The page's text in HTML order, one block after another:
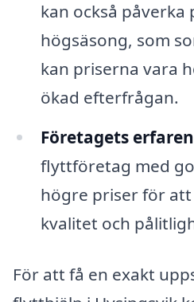
kan också påverka
högsäsong, som
kan priserna vara
ökad efterfrågan.
Företagets
flyttföretag med
högre priser för
kvalitet och
För att få en exakt